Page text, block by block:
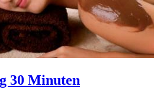
30 Minuten